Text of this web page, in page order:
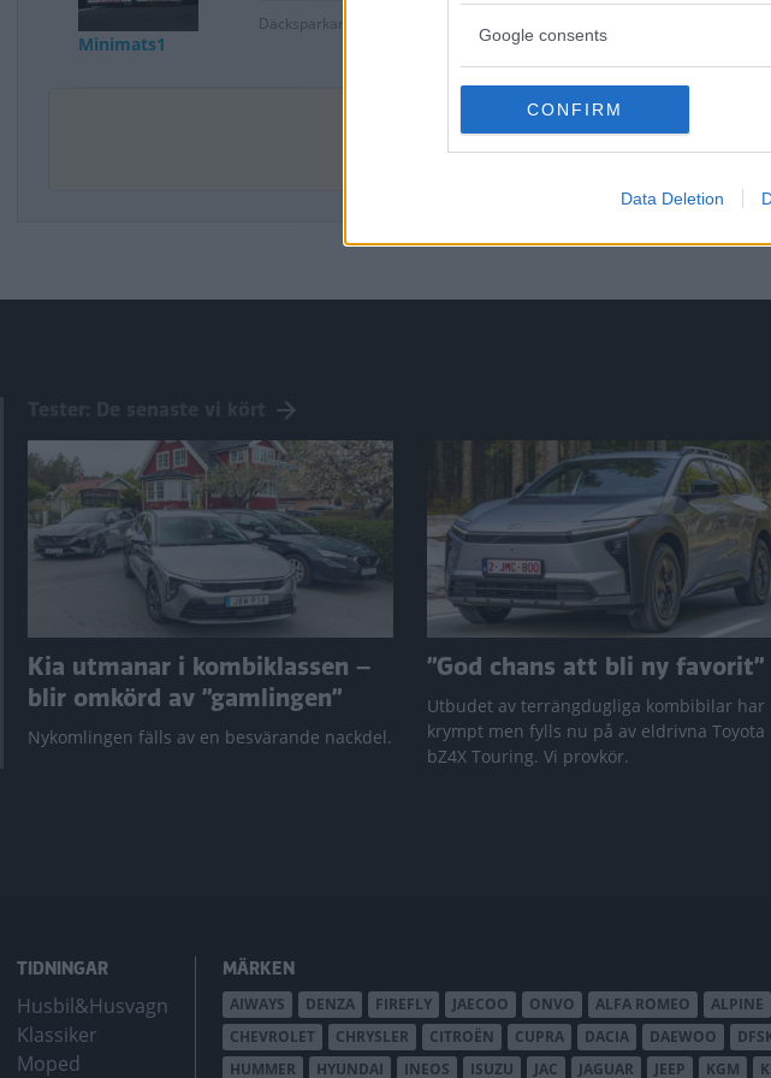
Google consents
CONFIRM
Data Deletion
Minimats1
Däcksparkare, snackepettrar, testpiloter och drömmare undanbedes,
Denna tråd är stängd.
Kia utmanar i kombiklassen –
blir omkörd av ”gamlingen”
Nykomlingen fälls av en besvärande nackdel.
”God chans att bli ny favorit”
Utbudet av terrängdugliga kombibilar har
krympt men fylls nu på av eldrivna Toyota
bZ4X Touring. Vi provkör.
TIDNINGAR
Husbil&Husvagn
Klassiker
Moped
MÄRKEN
AIWAYS DENZA FIREFLY JAECOO ONVO ALFA ROMEO ALPINE
CHEVROLET
CHRYSLER CITROËN CUPRA DACIA DAEWOO
HUMMER
HYUNDAI INEOS ISUZU JAC JAGUAR JEEP KGM